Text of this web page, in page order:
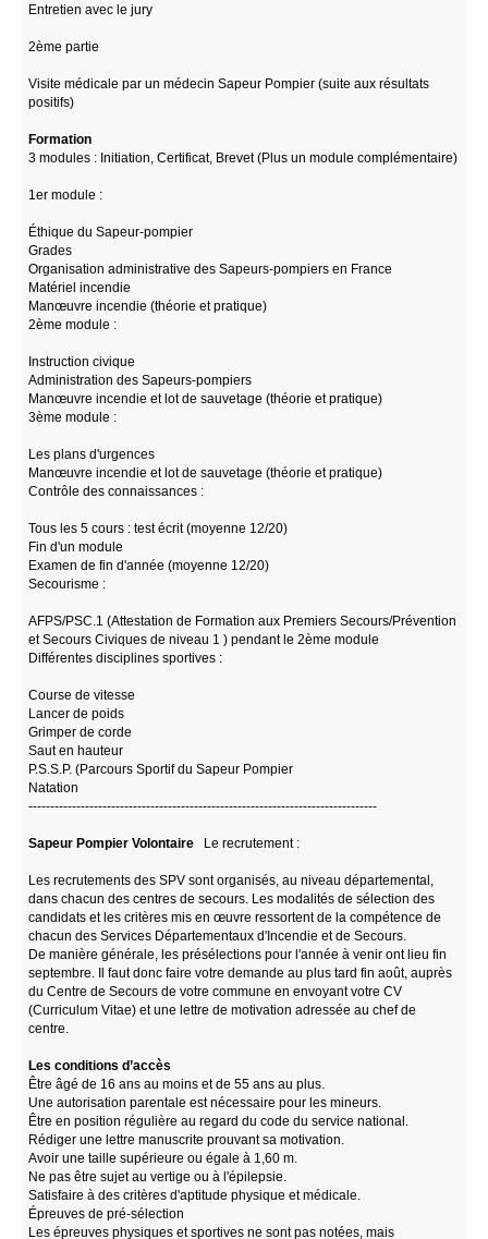
Entretien avec le jury
2ème partie
Visite médicale par un médecin Sapeur Pompier (suite aux résultats
positifs)
Formation
3 modules : Initiation, Certificat, Brevet (Plus un module complémentaire)
1er module :
Éthique du Sapeur-pompier
Grades
Organisation administrative des Sapeurs-pompiers en France
Matériel incendie
Manœuvre incendie (théorie et pratique)
2ème module :
Instruction civique
Administration des Sapeurs-pompiers
Manœuvre incendie et lot de sauvetage (théorie et pratique)
3ème module :
Les plans d'urgences
Manœuvre incendie et lot de sauvetage (théorie et pratique)
Contrôle des connaissances :
Tous les 5 cours : test écrit (moyenne 12/20)
Fin d'un module
Examen de fin d'année (moyenne 12/20)
Secourisme :
AFPS/PSC.1 (Attestation de Formation aux Premiers Secours/Prévention
et Secours Civiques de niveau 1 ) pendant le 2ème module
Différentes disciplines sportives :
Course de vitesse
Lancer de poids
Grimper de corde
Saut en hauteur
P.S.S.P. (Parcours Sportif du Sapeur Pompier
Natation
--------------------------------------------------------------------------------
Sapeur Pompier Volontaire Le recrutement :
Les recrutements des SPV sont organisés, au niveau départemental,
dans chacun des centres de secours. Les modalités de sélection des
candidats et les critères mis en œuvre ressortent de la compétence de
chacun des Services Départementaux d'Incendie et de Secours.
De manière générale, les présélections pour l'année à venir ont lieu fin
septembre. Il faut donc faire votre demande au plus tard fin août, auprès
du Centre de Secours de votre commune en envoyant votre CV
(Curriculum Vitae) et une lettre de motivation adressée au chef de
centre.
Les conditions d’accès
Être âgé de 16 ans au moins et de 55 ans au plus.
Une autorisation parentale est nécessaire pour les mineurs.
Être en position régulière au regard du code du service national.
Rédiger une lettre manuscrite prouvant sa motivation.
Avoir une taille supérieure ou égale à 1,60 m.
Ne pas être sujet au vertige ou à l'épilepsie.
Satisfaire à des critères d'aptitude physique et médicale.
Épreuves de pré-sélection
Les épreuves physiques et sportives ne sont pas notées, mais